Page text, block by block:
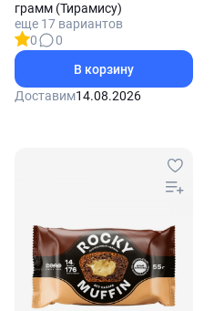
грамм (Тирамису)
еще 17 вариантов
0
0
В корзину
Доставим14.08.2026